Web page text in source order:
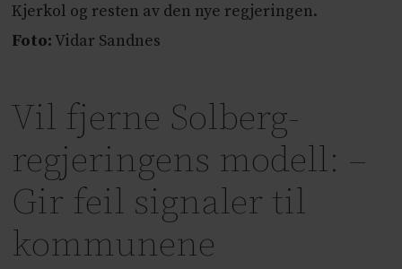
Kjerkol og resten av den nye regjeringen.
Foto:Vidar Sandnes
Vil fjerne Solberg-
regjeringens modell: –
Gir feil signaler til
kommunene